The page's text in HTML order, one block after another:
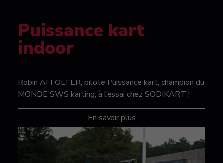
Puissance kart
indoor
Robin AFFOLTER, pilote Puissance kart, champion du
MONDE SWS karting, à l’essai chez SODIKART !
En savoir plus